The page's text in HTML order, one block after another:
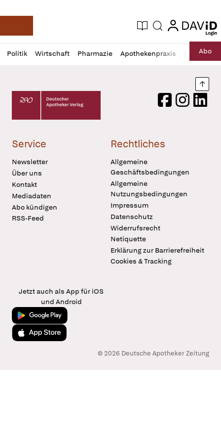
Deutsche Apotheker Zeitung
Aktuelle Ausgabe
Suche login
login
Politik Wirtschaft Pharmazie Apothekenpraxis RechtAbo
Profil
öffnen
Daz
Pur
Deutscher Apotheker Verlag Logo
FacebookInstagram
Service
Newsletter
Über uns
Kontakt
Mediadaten
Abo kündigen
RSS-Feed
Rechtliches
Allgemeine
Geschäftsbedingungen
Allgemeine
Nutzungsbedingungen
Impressum
Datenschutz
Widerrufsrecht
Netiquette
Erklärung zur Barrierefreiheit
Cookies & Tracking
Jetzt auch als App für iOS
und Android
Jetzt bei Google Play
Laden im App Store
© 2026 Deutsche Apotheker Zeitung